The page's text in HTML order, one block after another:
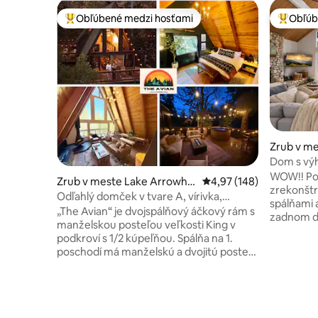
Najobľúbenejšie medzi hosťami
Obľúbené medzi hosťami
Zrub v meste Lake Arrowhe
ad
Priemerné
4,97 (148)
Odľahlý domček v tvare A, vírivka,
prístup k jazeru
„The Avian“ je dvojspálňový áčkový rám s
manželskou posteľou veľkosti King v
podkroví s 1/2 kúpeľňou. Spálňa na 1.
poschodí má manželskú a dvojitú posteľ
Zrub v
ad
Dom s
herňou a
WOW!!
spálňami
zadnom